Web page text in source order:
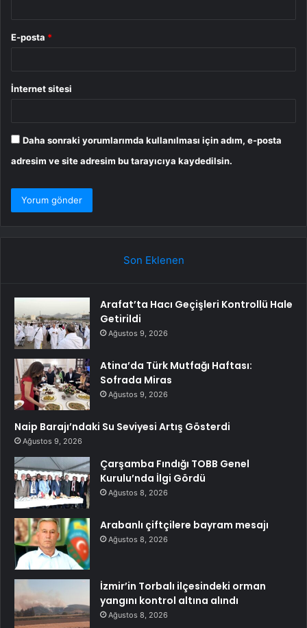
E-posta *
İnternet sitesi
Daha sonraki yorumlarımda kullanılması için adım, e-posta
adresim ve site adresim bu tarayıcıya kaydedilsin.
Son Eklenen
Arafat’ta Hacı Geçişleri Kontrollü Hale
Getirildi
Ağustos 9, 2026
Atina’da Türk Mutfağı Haftası:
Sofrada Miras
Ağustos 9, 2026
Naip Barajı’ndaki Su Seviyesi Artış Gösterdi
Ağustos 9, 2026
Çarşamba Fındığı TOBB Genel
Kurulu’nda İlgi Gördü
Ağustos 8, 2026
Arabanlı çiftçilere bayram mesajı
Ağustos 8, 2026
İzmir’in Torbalı ilçesindeki orman
yangını kontrol altına alındı
Ağustos 8, 2026